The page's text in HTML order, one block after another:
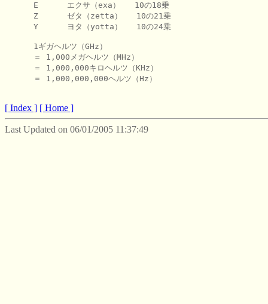
      E      エクサ（exa）   10の18乗
      Z      ゼタ（zetta）   10の21乗
      Y      ヨタ（yotta）   10の24乗
      1ギガヘルツ（GHz）
      ＝ 1,000メガヘルツ（MHz）
      ＝ 1,000,000キロヘルツ（KHz）
      ＝ 1,000,000,000ヘルツ（Hz）
[ Index ] [ Home ]
Last Updated on 06/01/2005 11:37:49